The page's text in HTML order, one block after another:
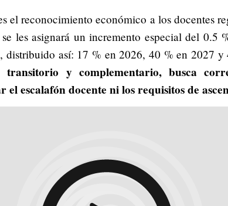
el reconocimiento económico a los docentes
les asignará un incremento especial del 0.5
distribuido así: 17 % en 2026, 40 % en 2027
y complementario, busca
escalafón docente ni los requisitos de